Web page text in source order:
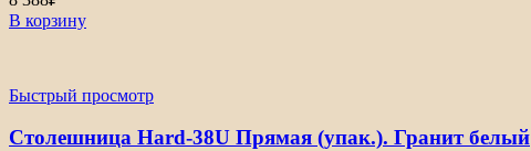
В корзину
Быстрый просмотр
Столешница Hard-38U Прямая (упак.). Гранит белый